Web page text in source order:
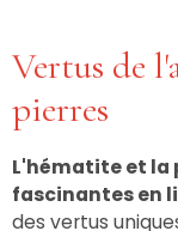
Vertus de
pierres
L'hématite et la
fascinantes en
des vertus